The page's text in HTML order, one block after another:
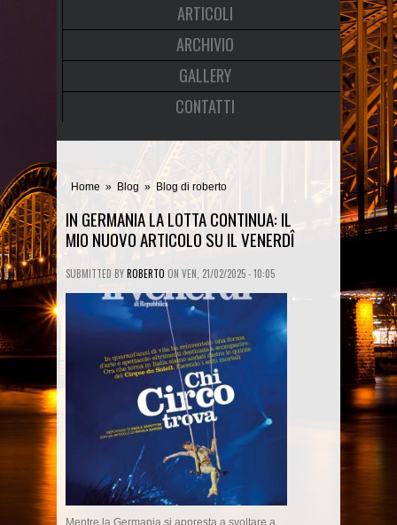
ARTICOLI
ARCHIVIO
GALLERY
CONTATTI
Home » Blog » Blog di roberto
IN GERMANIA LA LOTTA CONTINUA: IL
MIO NUOVO ARTICOLO SU IL VENERDÎ
SUBMITTED BYROBERTO ON VEN, 21/02/2025 - 10:05
Mentre la Germania si appresta a svoltare a